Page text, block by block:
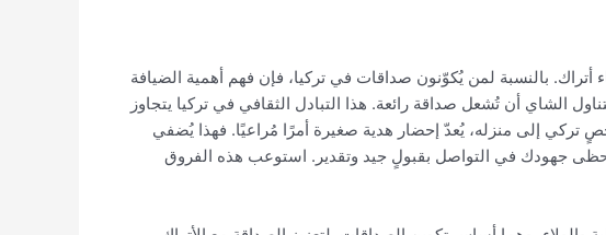
أتراك. بالنسبة لمن يُكوّنون صداقات في تركيا، فإن فهم أهمية الضيافة
الشاي أن تُشعل صداقة رائعة. هذا التبادل الثقافي في تركيا يتجاوز
تركي إلى منزله، يُعدّ إحضار هدية صغيرة أمرًا مُراعيًا. فهذا يُضفي
تحظى جهودك في التواصل بقبولٍ جيد وتقدير. استوعب هذه الفروق